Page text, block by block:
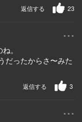
23
返信する
...
。
だったからさ〜みた
3
返信する
...